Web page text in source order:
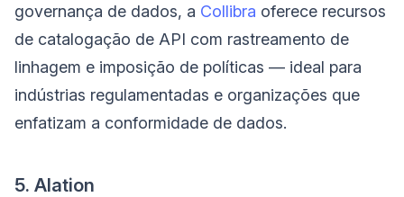
governança de dados, a Collibra oferece recursos
de catalogação de API com rastreamento de
linhagem e imposição de políticas — ideal para
indústrias regulamentadas e organizações que
enfatizam a conformidade de dados.
5. Alation